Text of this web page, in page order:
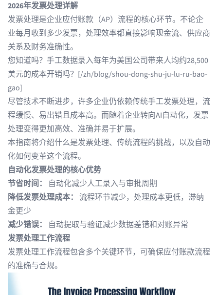
2026年发票处理详解
发票处理是企业应付账款（AP）流程的核心环节。不论企
业每月收到多少发票，处理效率都直接影响现金流、供应商
关系及财务准确性。
您知道吗？手工数据录入每年为美国公司带来人均约28,500
美元的成本开销吗？[/zh/blog/shou-dong-shu-ju-lu-ru-bao-
gao]
尽管技术不断进步，许多企业仍依赖传统手工发票处理，流
程缓慢、易出错且成本高。而随着企业转向AI自动化，发票
处理变得更加高效、准确并易于扩展。
本指南将介绍什么是发票处理、传统流程的挑战，以及自动
化如何变革这个流程。
自动化发票处理的核心优势
节省时间：
自动化减少人工录入与审批周期
降低发票处理成本：
流程环节减少，处理成本更低，滞纳
金更少
减少错误：
自动提取与验证减少数据差错和对账异常
发票处理工作流程
发票处理工作流程包含多个关键环节，可确保应付账款流程
的准确与合规。